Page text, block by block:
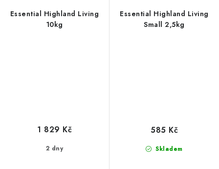
Essential Highland Living
10kg
2 dny
1 829 Kč
Essential Highland Living
Small 2,5kg
Skladem
585 Kč